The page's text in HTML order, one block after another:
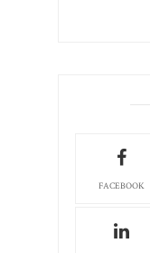
FACEBOOK